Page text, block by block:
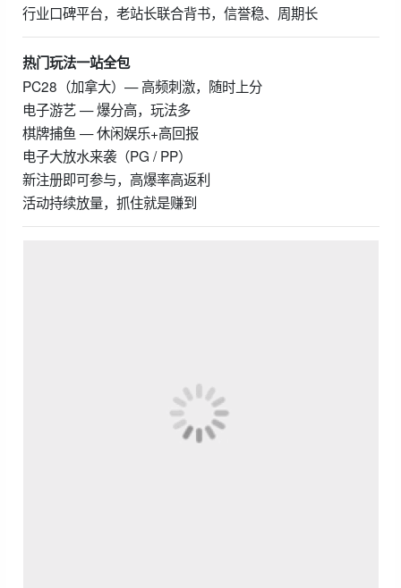
行业口碑平台，老站长联合背书，信誉稳、周期长
热门玩法一站全包
PC28（加拿大）— 高频刺激，随时上分
电子游艺 — 爆分高，玩法多
棋牌捕鱼 — 休闲娱乐+高回报
电子大放水来袭（PG / PP）
新注册即可参与，高爆率高返利
活动持续放量，抓住就是赚到